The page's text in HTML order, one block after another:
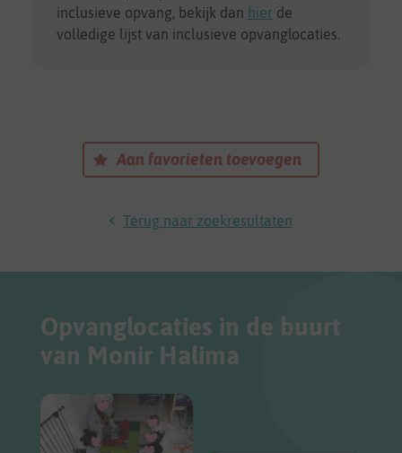
inclusieve opvang, bekijk dan hier de
volledige lijst van inclusieve opvanglocaties.
Aan favorieten toevoegen
Terug naar zoekresultaten
Opvanglocaties in de buurt
van Monir Halima